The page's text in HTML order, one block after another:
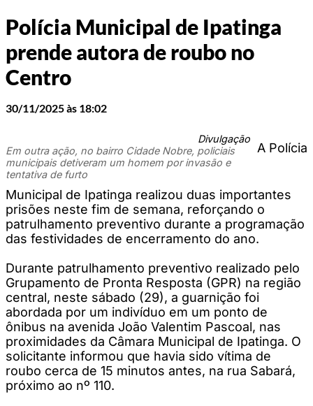
Polícia Municipal de Ipatinga
prende autora de roubo no
Centro
30/11/2025 às 18:02
Divulgação
Em outra ação, no bairro Cidade Nobre, policiais
municipais detiveram um homem por invasão e
tentativa de furto
A Polícia
Municipal de Ipatinga realizou duas importantes
prisões neste fim de semana, reforçando o
patrulhamento preventivo durante a programação
das festividades de encerramento do ano.
Durante patrulhamento preventivo realizado pelo
Grupamento de Pronta Resposta (GPR) na região
central, neste sábado (29), a guarnição foi
abordada por um indivíduo em um ponto de
ônibus na avenida João Valentim Pascoal, nas
proximidades da Câmara Municipal de Ipatinga. O
solicitante informou que havia sido vítima de
roubo cerca de 15 minutos antes, na rua Sabará,
próximo ao nº 110.